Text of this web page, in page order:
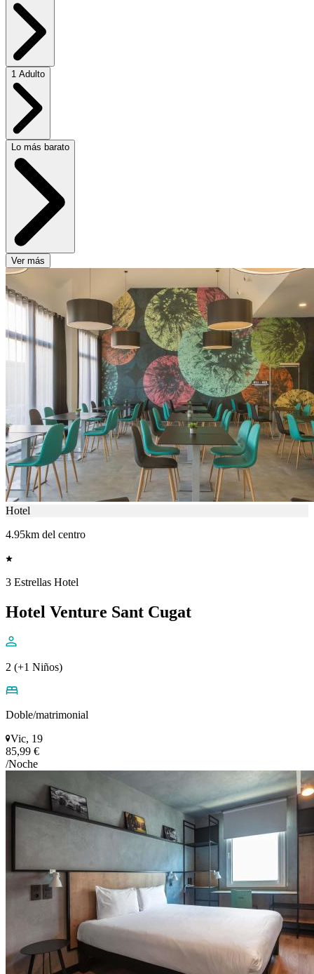
1 Adulto
Lo más barato
Ver más
Hotel
4.95km del centro
3 Estrellas Hotel
Hotel Venture Sant Cugat
2 (+1 Niños)
Doble/matrimonial
Vic, 19
85,99 €
/Noche